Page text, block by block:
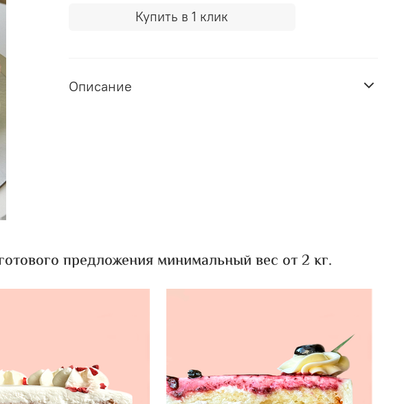
Купить в 1 клик
Описание
предложения минимальный вес от 2 кг.